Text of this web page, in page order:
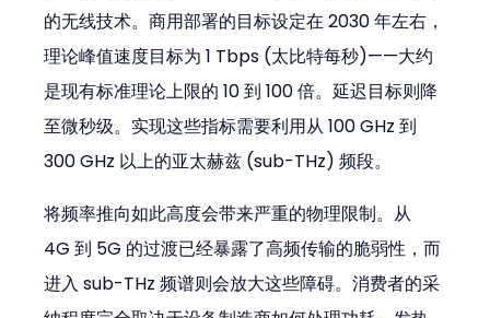
的无线技术。商用部署的目标设定在 2030 年左右，
理论峰值速度目标为 1 Tbps (太比特每秒)——大约
是现有标准理论上限的 10 到 100 倍。延迟目标则降
至微秒级。实现这些指标需要利用从 100 GHz 到
300 GHz 以上的亚太赫兹 (sub-THz) 频段。
将频率推向如此高度会带来严重的物理限制。从
4G 到 5G 的过渡已经暴露了高频传输的脆弱性，而
进入 sub-THz 频谱则会放大这些障碍。消费者的采